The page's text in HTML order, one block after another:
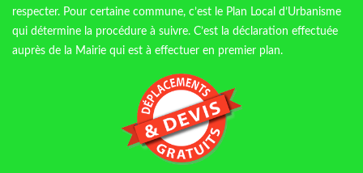
respecter. Pour certaine commune, c’est le Plan Local d’Urbanisme
qui détermine la procédure à suivre. C’est la déclaration effectuée
auprès de la Mairie qui est à effectuer en premier plan.